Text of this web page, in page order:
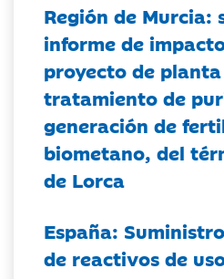
Región de Murcia:
informe de
proyecto de
tratamiento de
generación de
biometano, del
de Lorca
España:
de reactivos de